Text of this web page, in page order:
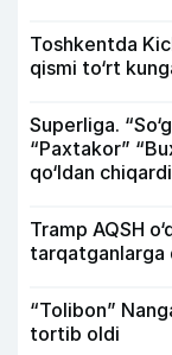
Toshkentda
qismi to‘rt
Superliga.
“Paxtakor”
qo‘ldan chiqardi
Tramp AQSH
tarqatganlarga
“Tolibon”
tortib oldi